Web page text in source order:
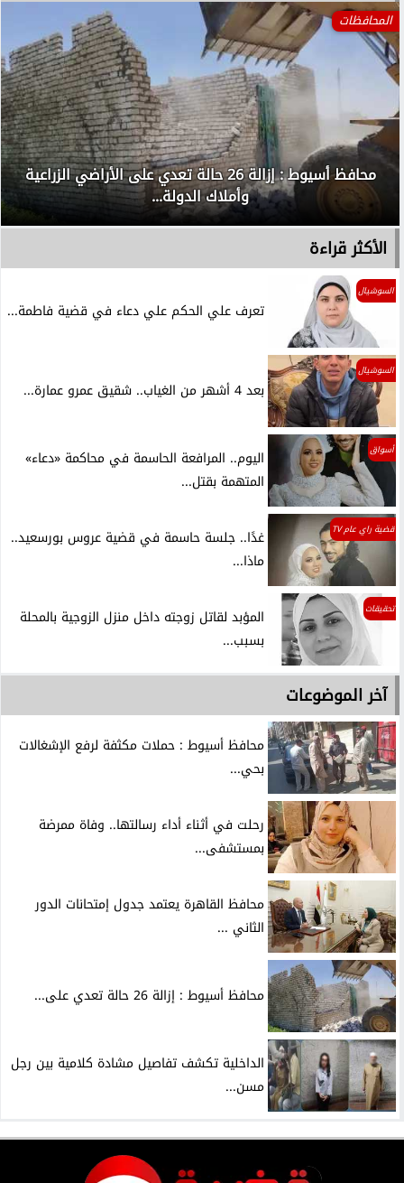
المحافظات
محافظ أسيوط : إزالة 26 حالة تعدي على الأراضي الزراعية
وأملاك الدولة...
الأكثر قراءة
السوشيال
تعرف علي الحكم علي دعاء في قضية فاطمة...
السوشيال
بعد 4 أشهر من الغياب.. شقيق عمرو عمارة...
أسواق
اليوم.. المرافعة الحاسمة في محاكمة «دعاء»
المتهمة بقتل...
قضية راي عام TV
غدًا.. جلسة حاسمة في قضية عروس بورسعيد..
ماذا...
تحقيقات
المؤبد لقاتل زوجته داخل منزل الزوجية بالمحلة
بسبب...
آخر الموضوعات
محافظ أسيوط : حملات مكثفة لرفع الإشغالات
بحي...
رحلت في أثناء أداء رسالتها.. وفاة ممرضة
بمستشفى...
محافظ القاهرة يعتمد جدول إمتحانات الدور
الثاني ...
محافظ أسيوط : إزالة 26 حالة تعدي على...
الداخلية تكشف تفاصيل مشادة كلامية بين رجل
مسن...